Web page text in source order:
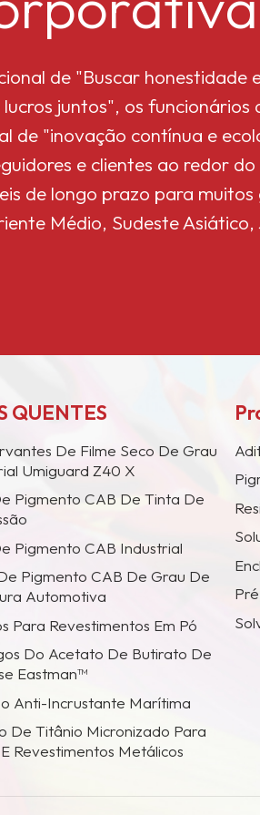
de "Buscar honestidade
juntos", os funcionários
de "inovação contínua e
e clientes ao redor
​​de longo prazo para
Médio, Sudeste Asiático,
QUENTES
De Filme Seco De Grau
Umiguard Z40 X
Pigmento CAB De Tinta De
Pigmento CAB Industrial
Pigmento CAB De Grau De
Automotiva
Para Revestimentos Em Pó
Do Acetato De Butirato De
Eastman™
Anti-Incrustante Marítima
De Titânio Micronizado Para
Revestimentos Metálicos